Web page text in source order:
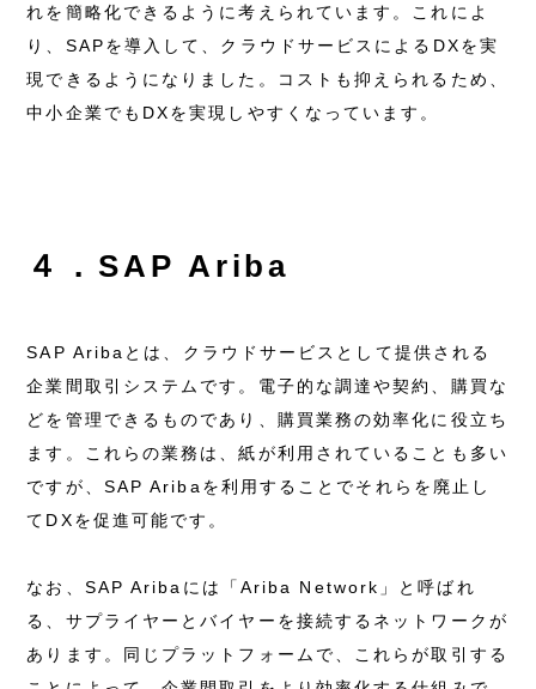
れを簡略化できるように考えられています。これによ
り、SAPを導入して、クラウドサービスによるDXを実
現できるようになりました。コストも抑えられるため、
中小企業でもDXを実現しやすくなっています。
４．SAP Ariba
SAP Aribaとは、クラウドサービスとして提供される
企業間取引システムです。電子的な調達や契約、購買な
どを管理できるものであり、購買業務の効率化に役立ち
ます。これらの業務は、紙が利用されていることも多い
ですが、SAP Aribaを利用することでそれらを廃止し
てDXを促進可能です。
なお、SAP Aribaには「Ariba Network」と呼ばれ
る、サプライヤーとバイヤーを接続するネットワークが
あります。同じプラットフォームで、これらが取引する